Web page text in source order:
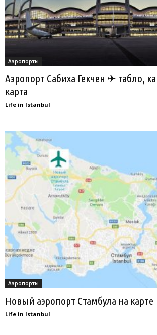
Аэропорты
Аэропорт Сабиха Гекчен ✈ табло,
карта
Life in Istanbul
Аэропорты
Новый аэропорт Стамбула на карте
Life in Istanbul